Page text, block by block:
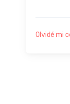
Olvidé mi